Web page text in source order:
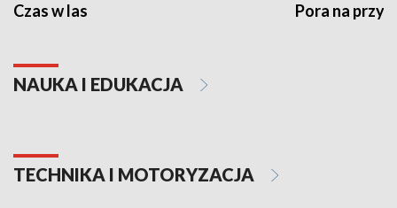
Czas w las Pora na
NAUKA I EDUKACJA
TECHNIKA I MOTORYZACJA